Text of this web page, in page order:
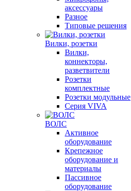
аксессуары
Разное
Типовые решения
Вилки, розетки
Вилки,
коннекторы,
разветвители
Розетки
комплектные
Розетки модульные
Серия VIVA
ВОЛС
Активное
оборудование
Крепежное
оборудование и
материалы
Пассивное
оборудование